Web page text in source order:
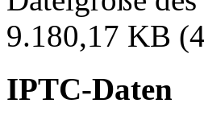
9.180,17 KB
IPTC-Daten